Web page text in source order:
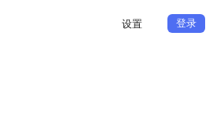
设置 登录